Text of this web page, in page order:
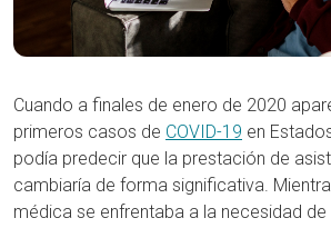
Cuando a finales de enero de 2020
primeros casos de COVID-19 en
podía predecir que la prestación de
cambiaría de forma significativa.
médica se enfrentaba a la necesidad